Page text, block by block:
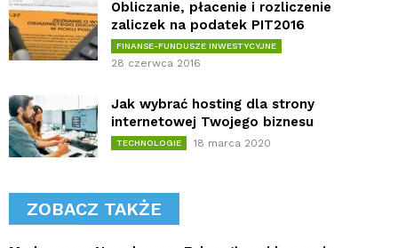
Obliczanie, płacenie i rozliczenie
zaliczek na podatek PIT2016
FINANSE-FUNDUSZE INWESTYCYJNE
28 czerwca 2016
Jak wybrać hosting dla strony
internetowej Twojego biznesu
TECHNOLOGIE 18 marca 2020
ZOBACZ TAKŻE